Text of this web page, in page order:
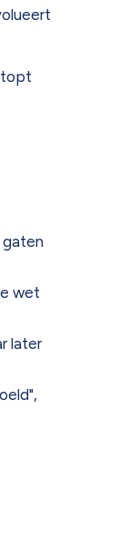
wet
later